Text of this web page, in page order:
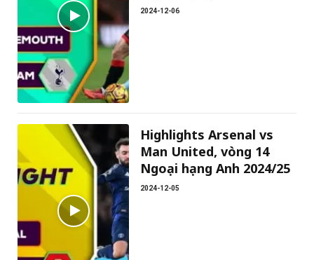
2024-12-06
Highlights Arsenal vs
Man United, vòng 14
Ngoại hạng Anh 2024/25
2024-12-05